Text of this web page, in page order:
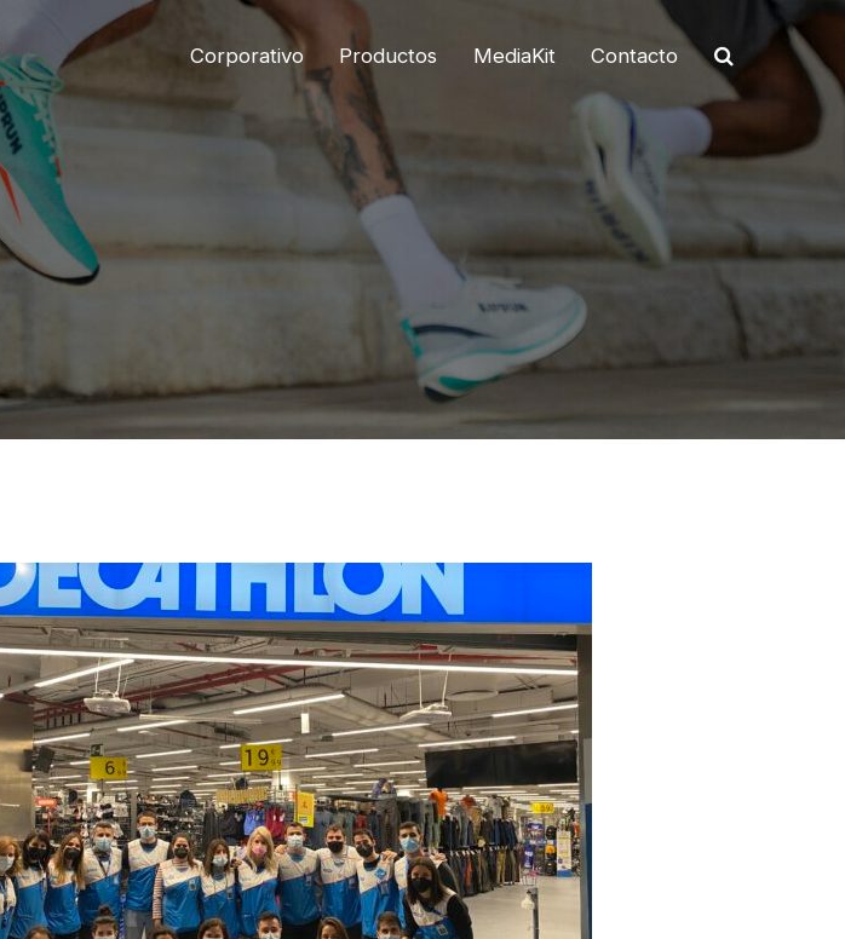
Corporativo Productos MediaKit Contacto